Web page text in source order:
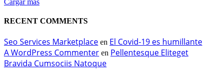
Cargar más
RECENT COMMENTS
Seo Services Marketplace en El Covid-19 es humillante
A WordPress Commenter en Pellentesque Eliteget
Bravida Cumsociis Natoque